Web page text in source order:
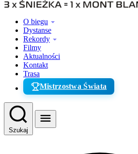
O biegu
Dystanse
Rekordy
Filmy
Aktualności
Kontakt
Trasa
Mistrzostwa Świata
Szukaj